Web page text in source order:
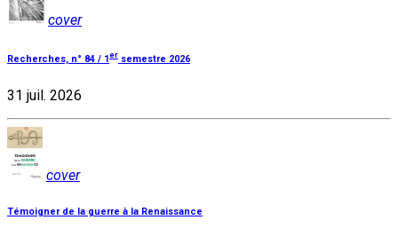
cover
Recherches, n° 84 / 1er semestre 2026
31 juil. 2026
cover
Témoigner de la guerre à la Renaissance